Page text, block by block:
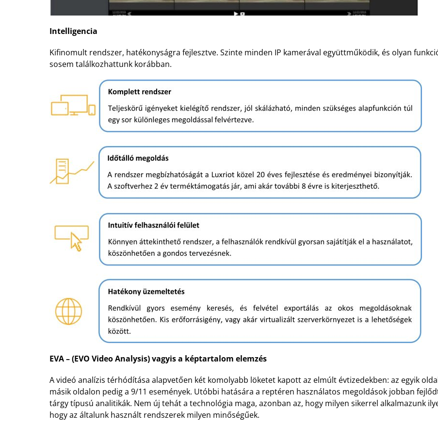
Intelligencia
Kifinomult rendszer, hatékonyságra fejlesztve. Szinte minden IP kamerával együttműködik, és olyan
sosem találkozhattunk korábban.
EVA – (EVO Video Analysis) vagyis a képtartalom elemzés
A videó analízis térhódítása alapvetően két komolyabb löketet kapott az elmúlt évtizedekben: az egyik
másik oldalon pedig a 9/11 események. Utóbbi hatására a reptéren használatos megoldások jobban
tárgy típusú analitikák. Nem új tehát a technológia maga, azonban az, hogy milyen sikerrel alkalmazunk
hogy az általunk használt rendszerek milyen minőségűek.